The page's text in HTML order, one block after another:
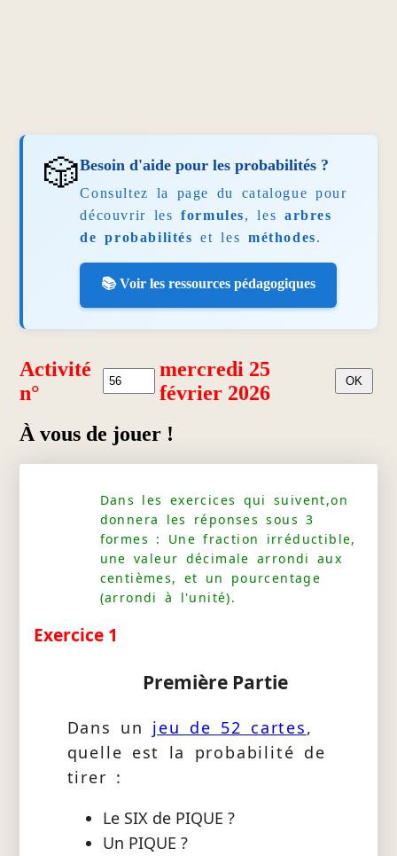
🎲Besoin d'aide pour les probabilités ?
Consultez la page du catalogue pour
découvrir lesformules, lesarbres
de probabilités et les méthodes.
📚 Voir les ressources pédagogiques
Activité
n°
mercredi 25
février 2026
À vous de jouer !
Dans les exercices qui suivent,on
donnera les réponses sous 3
formes : Une fraction irréductible,
une valeur décimale arrondi aux
centièmes, et un pourcentage
(arrondi à l'unité).
Exercice 1
Première Partie
Dans un jeu de 52 cartes,
quelle est la probabilité de
tirer :
Le SIX de PIQUE ?
Un PIQUE ?